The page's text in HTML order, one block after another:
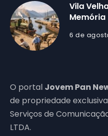
Vila
Memória
6 de
O portal Jovem Pan
de propriedade
Serviços de
LTDA.